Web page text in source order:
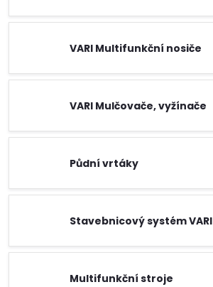
VARI Multifunkční nosiče
VARI Mulčovače, vyžínače
Půdní vrtáky
Stavebnicový systém VARI
Multifunkční stroje